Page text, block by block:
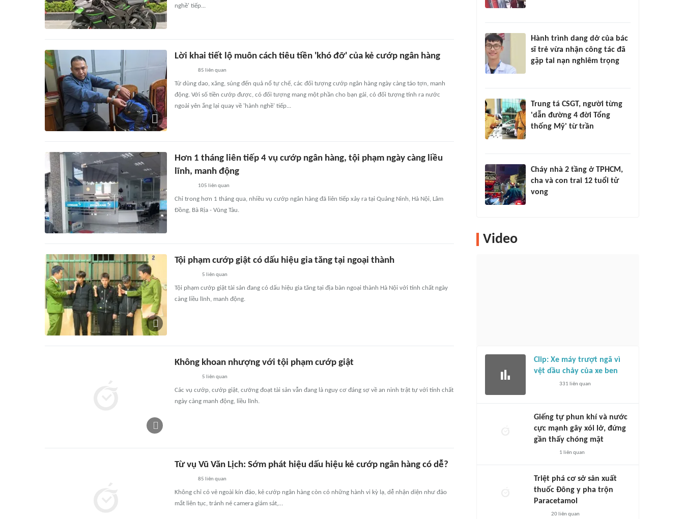
nghề' tiếp...
Lời khai tiết lộ muôn cách tiêu tiền 'khó đỡ' của kẻ cướp ngân hàng
85 liên quan
Từ dùng dao, xăng, súng đến quả nổ tự chế, các đối tượng cướp ngân hàng ngày càng táo tợn, manh
động. Với số tiền cướp được, có đối tượng mang một phần cho bạn gái, có đối tượng tính ra nước
ngoài yên ắng lại quay về 'hành nghề' tiếp...
Hơn 1 tháng liên tiếp 4 vụ cướp ngân hàng, tội phạm ngày càng liều
lĩnh, manh động
105 liên quan
Chỉ trong hơn 1 tháng qua, nhiều vụ cướp ngân hàng đã liên tiếp xảy ra tại Quảng Ninh, Hà Nội, Lâm
Đồng, Bà Rịa - Vũng Tàu.
Tội phạm cướp giật có dấu hiệu gia tăng tại ngoại thành
5 liên quan
Tội phạm cướp giật tài sản đang có dấu hiệu gia tăng tại địa bàn ngoại thành Hà Nội với tính chất ngày
càng liều lĩnh, manh động.
Không khoan nhượng với tội phạm cướp giật
5 liên quan
Các vụ cướp, cướp giật, cưỡng đoạt tài sản vẫn đang là nguy cơ đáng sợ về an ninh trật tự với tính chất
ngày càng manh động, liều lĩnh.
Từ vụ Vũ Văn Lịch: Sớm phát hiệu dấu hiệu kẻ cướp ngân hàng có dễ?
85 liên quan
Không chỉ có vẻ ngoài kín đáo, kẻ cướp ngân hàng còn có những hành vi kỳ lạ, dễ nhận diện như đảo
mắt liên tục, tránh né camera giám sát,…
Hành trình dang dở của bác
sĩ trẻ vừa nhận công tác đã
gặp tai nạn nghiêm trọng
Trung tá CSGT, người từng
'dẫn đường 4 đời Tổng
thống Mỹ' từ trần
Cháy nhà 2 tầng ở TPHCM,
cha và con trai 12 tuổi tử
vong
Video
Clip: Xe máy trượt ngã vì
vệt dầu chảy của xe ben
331 liên quan
Giếng tự phun khí và nước
cực mạnh gây xói lở, đứng
gần thấy chóng mặt
1 liên quan
Triệt phá cơ sở sản xuất
thuốc Đông y pha trộn
Paracetamol
20liên quan